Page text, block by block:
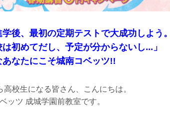
後、最初の定期テストで大成功しよう。
は初めてだし、予定が分からないし...」
あなたにこそ城南コベッツ!!
高校生になる皆さん、こんにちは。
ッツ 成城学園前教室です。